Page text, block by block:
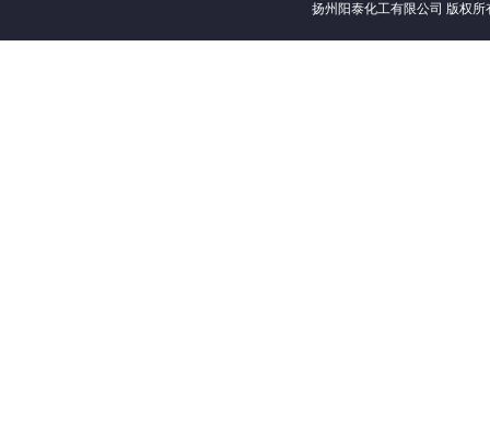
扬州阳泰化工有限公司 版权